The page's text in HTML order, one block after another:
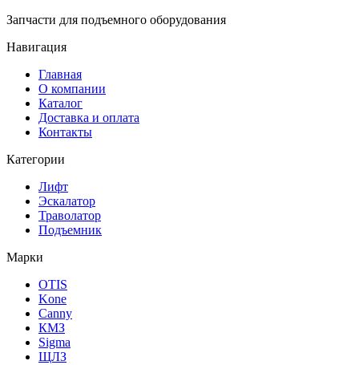
Запчасти для подъемного оборудования
Навигация
Главная
О компании
Каталог
Доставка и оплата
Контакты
Категории
Лифт
Эскалатор
Траволатор
Подъемник
Марки
OTIS
Kone
Canny
КМЗ
Sigma
ЩЛЗ